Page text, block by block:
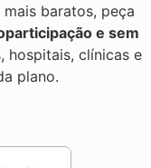
baratos, peça
e sem
hospitais, clínicas e
plano.